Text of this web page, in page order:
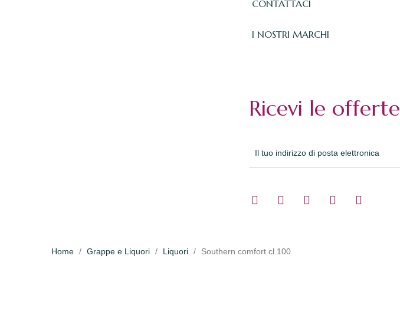
CONTATTACI
I NOSTRI MARCHI
Ricevi le offerte
Home Grappe e Liquori Liquori Southern comfort cl.100